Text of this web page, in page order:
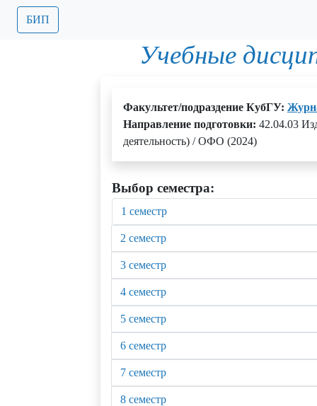
БИП
Учебные
Факультет/подраздение КубГУ:
Направление подготовки: 42.04.03
деятельность) / ОФО (2024)
Выбор семестра:
1 семестр
2 семестр
3 семестр
4 семестр
5 семестр
6 семестр
7 семестр
8 семестр